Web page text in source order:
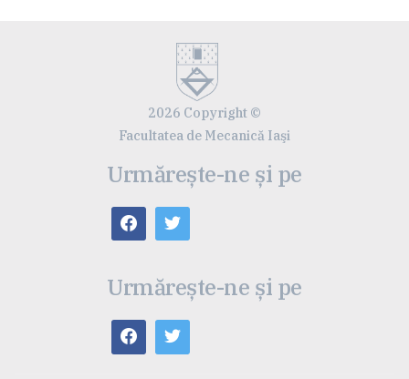
2026 Copyright ©
Facultatea de Mecanică Iaşi
Urmărește-ne și pe
Urmărește-ne și pe